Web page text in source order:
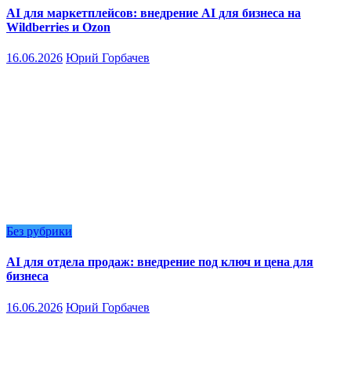
AI для маркетплейсов: внедрение AI для бизнеса на
Wildberries и Ozon
16.06.2026 Юрий Горбачев
Без рубрики
AI для отдела продаж: внедрение под ключ и цена для
бизнеса
16.06.2026 Юрий Горбачев